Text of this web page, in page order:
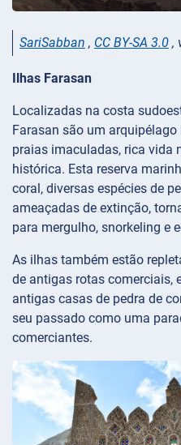
SariSabban , CC BY-SA 3.0 ,
Ilhas Farasan
Localizadas na costa
Farasan são um
praias imaculadas, rica vida
histórica. Esta reserva
coral, diversas espécies de
ameaçadas de extinção,
para mergulho, snorkeling e
As ilhas também estão
de antigas rotas comerciais,
antigas casas de pedra de
seu passado como uma
comerciantes.